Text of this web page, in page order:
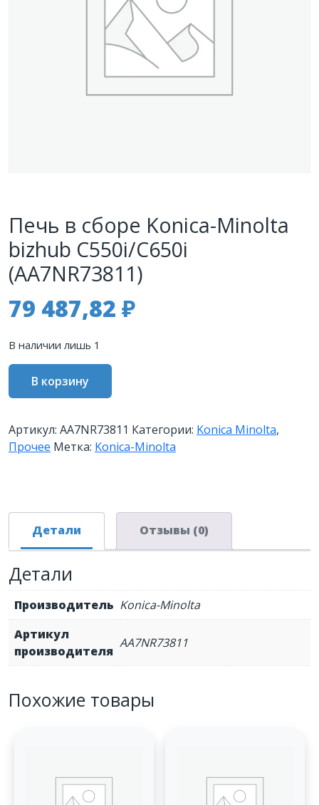
Печь в сборе Konica-Minolta
bizhub C550i/C650i
(AA7NR73811)
79 487,82 ₽
В наличии лишь 1
Количество
товара
в
сборе
Konica-
C550i/C650i
(AA7NR73811)
В корзину
Артикул: AA7NR73811 Категории: Konica Minolta,
Прочее Метка: Konica-Minolta
Детали Отзывы (0)
Детали
Производитель Konica-Minolta
Артикул
производителя
AA7NR73811
Похожие товары